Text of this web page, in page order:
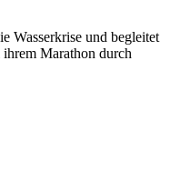
Wasserkrise und begleitet
Marathon durch